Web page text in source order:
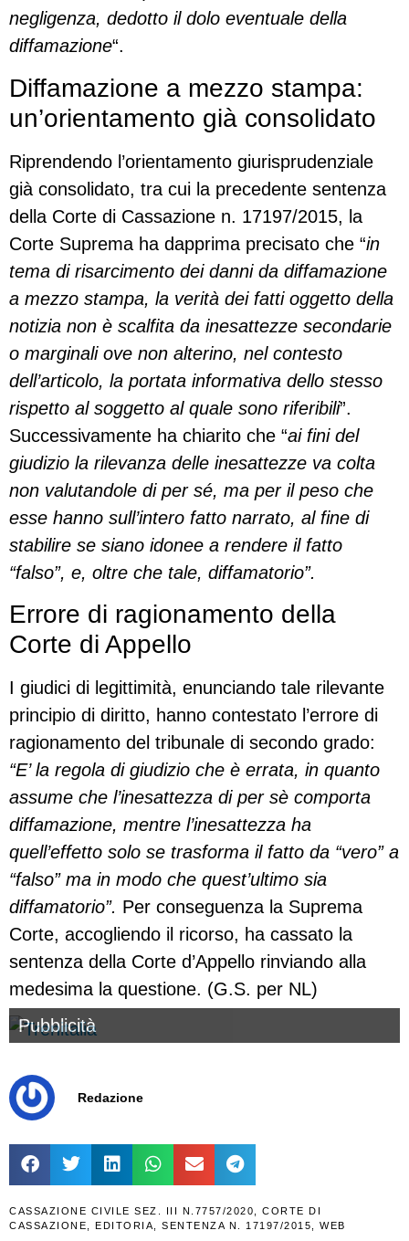
negligenza, dedotto il dolo eventuale della
diffamazione“.
Diffamazione a mezzo stampa:
un’orientamento già consolidato
Riprendendo l’orientamento giurisprudenziale
già consolidato, tra cui la precedente sentenza
della Corte di Cassazione n. 17197/2015, la
Corte Suprema ha dapprima precisato che “in
tema di risarcimento dei danni da diffamazione
a mezzo stampa, la verità dei fatti oggetto della
notizia non è scalfita da inesattezze secondarie
o marginali ove non alterino, nel contesto
dell’articolo, la portata informativa dello stesso
rispetto al soggetto al quale sono riferibili”.
Successivamente ha chiarito che “ai fini del
giudizio la rilevanza delle inesattezze va colta
non valutandole di per sé, ma per il peso che
esse hanno sull’intero fatto narrato, al fine di
stabilire se siano idonee a rendere il fatto
“falso”, e, oltre che tale, diffamatorio”.
Errore di ragionamento della
Corte di Appello
I giudici di legittimità, enunciando tale rilevante
principio di diritto, hanno contestato l’errore di
ragionamento del tribunale di secondo grado:
“E’ la regola di giudizio che è errata, in quanto
assume che l’inesattezza di per sè comporta
diffamazione, mentre l’inesattezza ha
quell’effetto solo se trasforma il fatto da “vero” a
“falso” ma in modo che quest’ultimo sia
diffamatorio”. Per conseguenza la Suprema
Corte, accogliendo il ricorso, ha cassato la
sentenza della Corte d’Appello rinviando alla
medesima la questione. (G.S. per NL)
Pubblicità
Redazione
CASSAZIONE CIVILE SEZ. III N.7757/2020
CORTE DI
CASSAZIONE
EDITORIA SENTENZA N. 17197/2015 WEB